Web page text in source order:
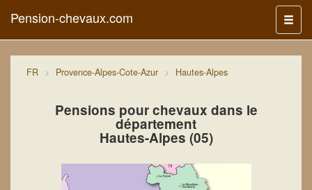
Menu
Pension-chevaux.com
FR Provence-Alpes-Cote-Azur Hautes-Alpes
Pensions pour chevaux dans le
département
Hautes-Alpes (05)